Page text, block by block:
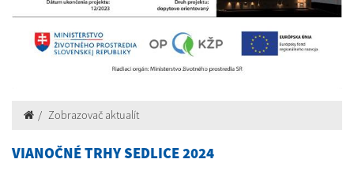
Zobrazovač aktualít
VIANOČNÉ TRHY SEDLICE 2024